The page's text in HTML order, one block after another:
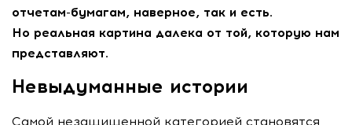
отчетам-бумагам, наверное, так и есть.
Но реальная картина далека от той, которую нам
представляют.
Невыдуманные истории
Самой незащищенной категорией становятся